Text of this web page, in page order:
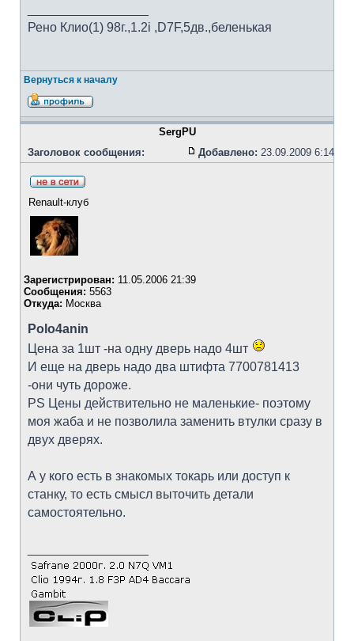
Рено Клио(1) 98г.,1.2i ,D7F,5дв.,беленькая
Вернуться к началу
SergPU
Заголовок сообщения:
Добавлено: 23.09.2009 6:14
Renault-клуб
Зарегистрирован: 11.05.2006 21:39
Сообщения: 5563
Откуда: Москва
Polo4anin
Цена за 1шт -на одну дверь надо 4шт
И еще на дверь надо два штифта 7700781413
-они чуть дороже.
PS Цены действительно не маленькие- поэтому
моя жаба и не позволила заменить втулки сразу в
двух дверях.
А у кого есть в знакомых токарь или доступ к
станку, то есть смысл выточить детали
самостоятельно.